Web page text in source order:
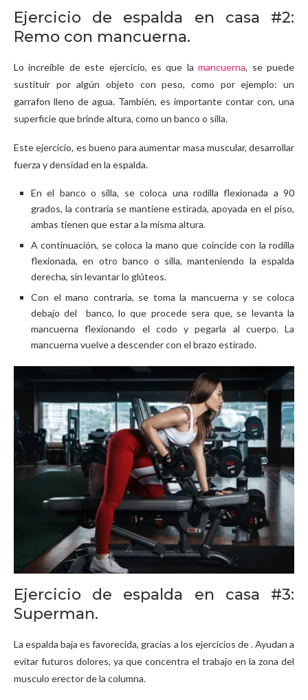
Ejercicio de espalda en casa #2:
Remo con mancuerna.
Lo increíble de este ejercicio, es que lamancuerna, se puede
sustituir por algún objeto con peso, como por ejemplo: un
garrafon lleno de agua. También, es importante contar con, una
superficie que brinde altura, como un banco o silla.
Este ejercicio, es bueno para aumentar masa muscular, desarrollar
fuerza y densidad en la espalda.
En el banco o silla, se coloca una rodilla flexionada a 90
grados, la contraria se mantiene estirada, apoyada en el piso,
ambas tienen que estar a la misma altura.
A continuación, se coloca la mano que coincide con la rodilla
flexionada, en otro banco o silla, manteniendo la espalda
derecha, sin levantar lo glúteos.
Con el mano contraria, se toma la mancuerna y se coloca
debajo del banco, lo que procede sera que, se levanta la
mancuerna flexionando el codo y pegarla al cuerpo. La
mancuerna vuelve a descender con el brazo estirado.
Ejercicio de espalda en casa #3:
Superman.
La espalda baja es favorecida, gracias a los ejercicios de . Ayudan a
evitar futuros dolores, ya que concentra el trabajo en la zona del
musculo erector de la columna.